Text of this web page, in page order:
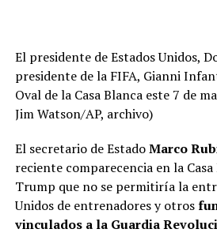
El presidente de Estados Unidos,
presidente de la FIFA, Gianni
Oval de la Casa Blanca este 7 de
Jim Watson/AP, archivo)
El secretario de EstadoMarco
reciente comparecencia en la
Trump que no se permitiría la
Unidos de entrenadores y otros
vinculados a la Guardia